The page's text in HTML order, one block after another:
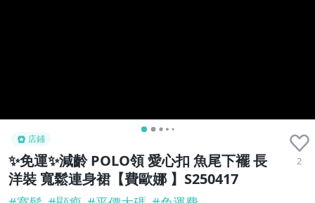
店鋪
✨免運✨減齡 POLO領 愛心扣 魚尾下襬 長
洋裝 寬鬆連身裙【費歐娜 】S250417
2